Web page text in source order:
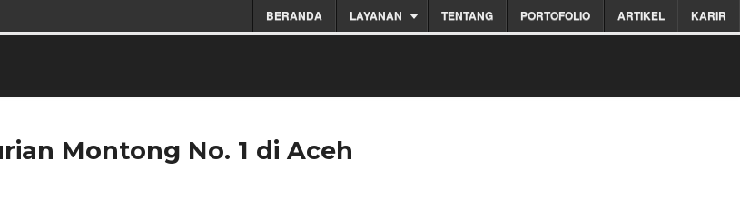
KARIR
ARTIKEL
PORTOFOLIO
TENTANG
LAYANAN
BERANDA
Montong No. 1 di Aceh